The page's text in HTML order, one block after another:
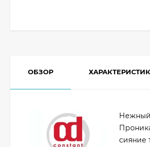
ОБЗОР
Нежный
сияние